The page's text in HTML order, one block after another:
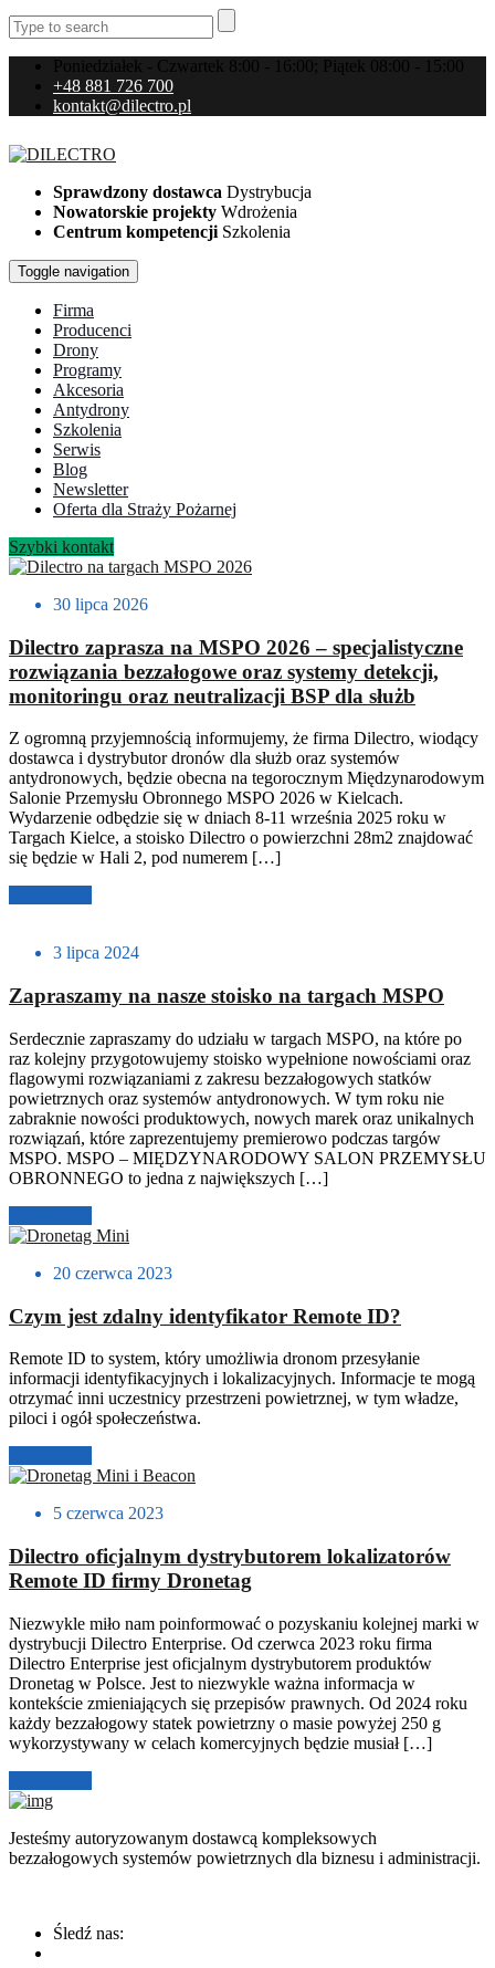
Poniedziałek - Czwartek 8:00 - 16:00; Piątek 08:00 - 15:00
+48 881 726 700
kontakt@dilectro.pl
Sprawdzony dostawca Dystrybucja
Nowatorskie projekty Wdrożenia
Centrum kompetencji Szkolenia
Toggle navigation
Firma
Producenci
Drony
Programy
Akcesoria
Antydrony
Szkolenia
Serwis
Blog
Newsletter
Oferta dla Straży Pożarnej
Szybki kontakt
30 lipca 2026
Dilectro zaprasza na MSPO 2026 – specjalistyczne
rozwiązania bezzałogowe oraz systemy detekcji,
monitoringu oraz neutralizacji BSP dla służb
Z ogromną przyjemnością informujemy, że firma Dilectro, wiodący
dostawca i dystrybutor dronów dla służb oraz systemów
antydronowych, będzie obecna na tegorocznym Międzynarodowym
Salonie Przemysłu Obronnego MSPO 2026 w Kielcach.
Wydarzenie odbędzie się w dniach 8-11 września 2025 roku w
Targach Kielce, a stoisko Dilectro o powierzchni 28m2 znajdować
się będzie w Hali 2, pod numerem […]
3 lipca 2024
Zapraszamy na nasze stoisko na targach MSPO
Serdecznie zapraszamy do udziału w targach MSPO, na które po
raz kolejny przygotowujemy stoisko wypełnione nowościami oraz
flagowymi rozwiązaniami z zakresu bezzałogowych statków
powietrznych oraz systemów antydronowych. W tym roku nie
zabraknie nowości produktowych, nowych marek oraz unikalnych
rozwiązań, które zaprezentujemy premierowo podczas targów
MSPO. MSPO – MIĘDZYNARODOWY SALON PRZEMYSŁU
OBRONNEGO to jedna z największych […]
20 czerwca 2023
Czym jest zdalny identyfikator Remote ID?
Remote ID to system, który umożliwia dronom przesyłanie
informacji identyfikacyjnych i lokalizacyjnych. Informacje te mogą
otrzymać inni uczestnicy przestrzeni powietrznej, w tym władze,
piloci i ogół społeczeństwa.
5 czerwca 2023
Dilectro oficjalnym dystrybutorem lokalizatorów
Remote ID firmy Dronetag
Niezwykle miło nam poinformować o pozyskaniu kolejnej marki w
dystrybucji Dilectro Enterprise. Od czerwca 2023 roku firma
Dilectro Enterprise jest oficjalnym dystrybutorem produktów
Dronetag w Polsce. Jest to niezwykle ważna informacja w
kontekście zmieniających się przepisów prawnych. Od 2024 roku
każdy bezzałogowy statek powietrzny o masie powyżej 250 g
wykorzystywany w celach komercyjnych będzie musiał […]
Jesteśmy autoryzowanym dostawcą kompleksowych
bezzałogowych systemów powietrznych dla biznesu i administracji.
Śledź nas: